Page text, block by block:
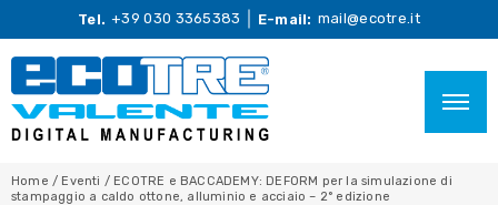
Tel. +39 030 3365383 E-mail: mail@ecotre.it
Home / Eventi / ECOTRE e BACCADEMY: DEFORM per la simulazione di
stampaggio a caldo ottone, alluminio e acciaio – 2° edizione